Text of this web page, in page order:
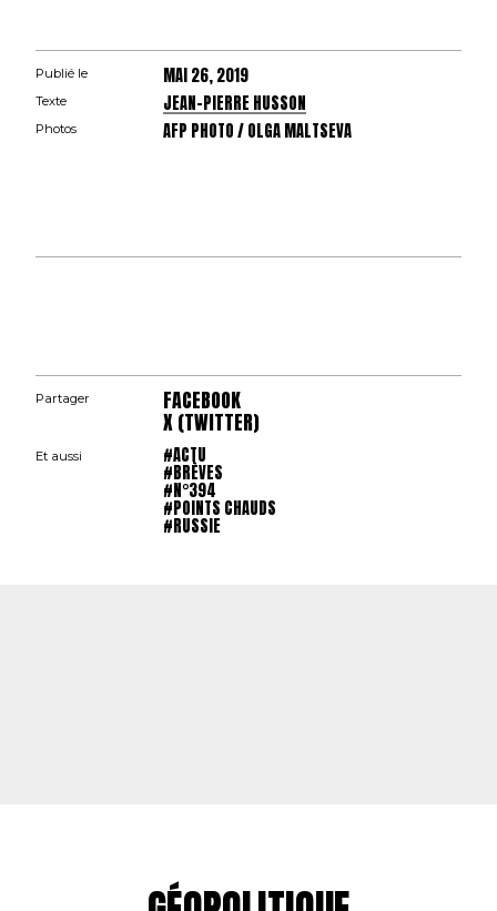
Publié le MAI 26, 2019
Texte JEAN-PIERRE HUSSON
Photos AFP PHOTO / OLGA MALTSEVA
Partager FACEBOOK
X (TWITTER)
Et aussi #ACTU
#BRÈVES
#N°394
#POINTS CHAUDS
#RUSSIE